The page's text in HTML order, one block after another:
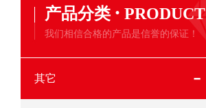
产品分类 · PRODUCT
我们相信合格的产品是信誉的保证！
其它